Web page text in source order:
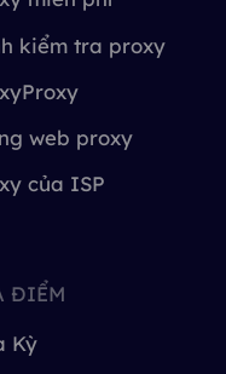
kiểm tra proxy
web proxy
của ISP
ĐIỂM
Kỳ